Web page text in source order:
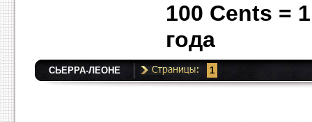
100 Cents
года
СЬЕРРА-ЛЕОНЕ 1